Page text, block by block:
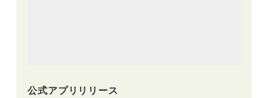
公式アプリリリース